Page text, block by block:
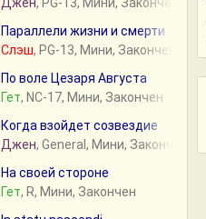
Параллели жизни и смерти
Слэш, PG-13, Мини, Закончен
По воле Цезаря Августа
Гет, NC-17, Мини, Закончен
Когда взойдет созвездие
Джен, General, Мини, Закончен
На своей стороне
Гет, R, Мини, Закончен